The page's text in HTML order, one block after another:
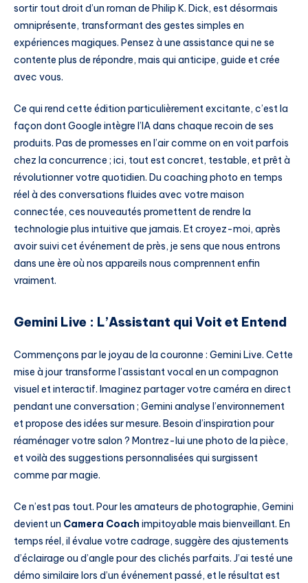
sortir tout droit d’un roman de Philip K. Dick, est désormais
omniprésente, transformant des gestes simples en
expériences magiques. Pensez à une assistance qui ne se
contente plus de répondre, mais qui anticipe, guide et crée
avec vous.
Ce qui rend cette édition particulièrement excitante, c’est la
façon dont Google intègre l’IA dans chaque recoin de ses
produits. Pas de promesses en l’air comme on en voit parfois
chez la concurrence ; ici, tout est concret, testable, et prêt à
révolutionner votre quotidien. Du coaching photo en temps
réel à des conversations fluides avec votre maison
connectée, ces nouveautés promettent de rendre la
technologie plus intuitive que jamais. Et croyez-moi, après
avoir suivi cet événement de près, je sens que nous entrons
dans une ère où nos appareils nous comprennent enfin
vraiment.
Gemini Live : L’Assistant qui Voit et Entend
Commençons par le joyau de la couronne : Gemini Live. Cette
mise à jour transforme l’assistant vocal en un compagnon
visuel et interactif. Imaginez partager votre caméra en direct
pendant une conversation ; Gemini analyse l’environnement
et propose des idées sur mesure. Besoin d’inspiration pour
réaménager votre salon ? Montrez-lui une photo de la pièce,
et voilà des suggestions personnalisées qui surgissent
comme par magie.
Ce n’est pas tout. Pour les amateurs de photographie, Gemini
devient un Camera Coach impitoyable mais bienveillant. En
temps réel, il évalue votre cadrage, suggère des ajustements
d’éclairage ou d’angle pour des clichés parfaits. J’ai testé une
démo similaire lors d’un événement passé, et le résultat est